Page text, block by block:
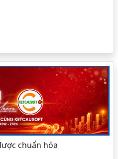
chuẩn hóa